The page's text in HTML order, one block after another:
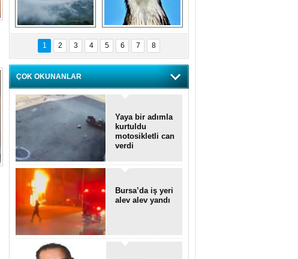
Bursa'dan
büyüleyen
fotoğraflar
Balık Kartalı
Bursa’da
görüntülendi
1 2 3 4 5 6 7 8
ÇOK OKUNANLAR
Yaya bir adımla
kurtuldu
motosikletli can
verdi
Bursa’da iş yeri
alev alev yandı